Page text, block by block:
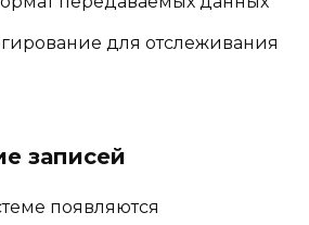
для отслеживания
записей
появляются